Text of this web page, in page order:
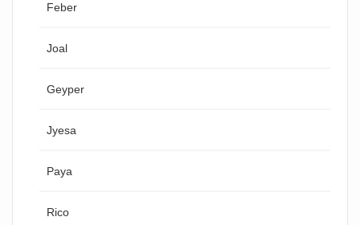
Feber
Joal
Geyper
Jyesa
Paya
Rico